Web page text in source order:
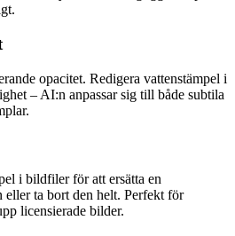
opacitet. Redigera vattenstämpel i
– AI:n anpassar sig till både subtila
i bildfiler för att ersätta en
eller ta bort den helt. Perfekt för
licensierade bilder.